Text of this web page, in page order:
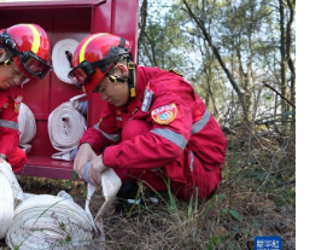
创 量子 体育
健康 军事
图片 政务
件 金融 汽车
信息化 数字经济